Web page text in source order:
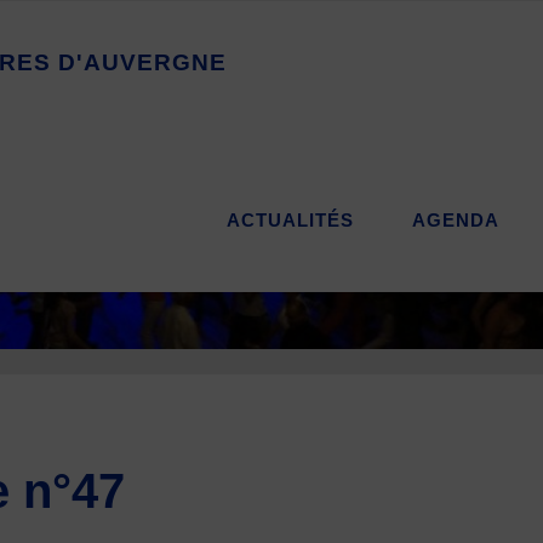
RES D'AUVERGNE
ACTUALITÉS AGENDA
n°47